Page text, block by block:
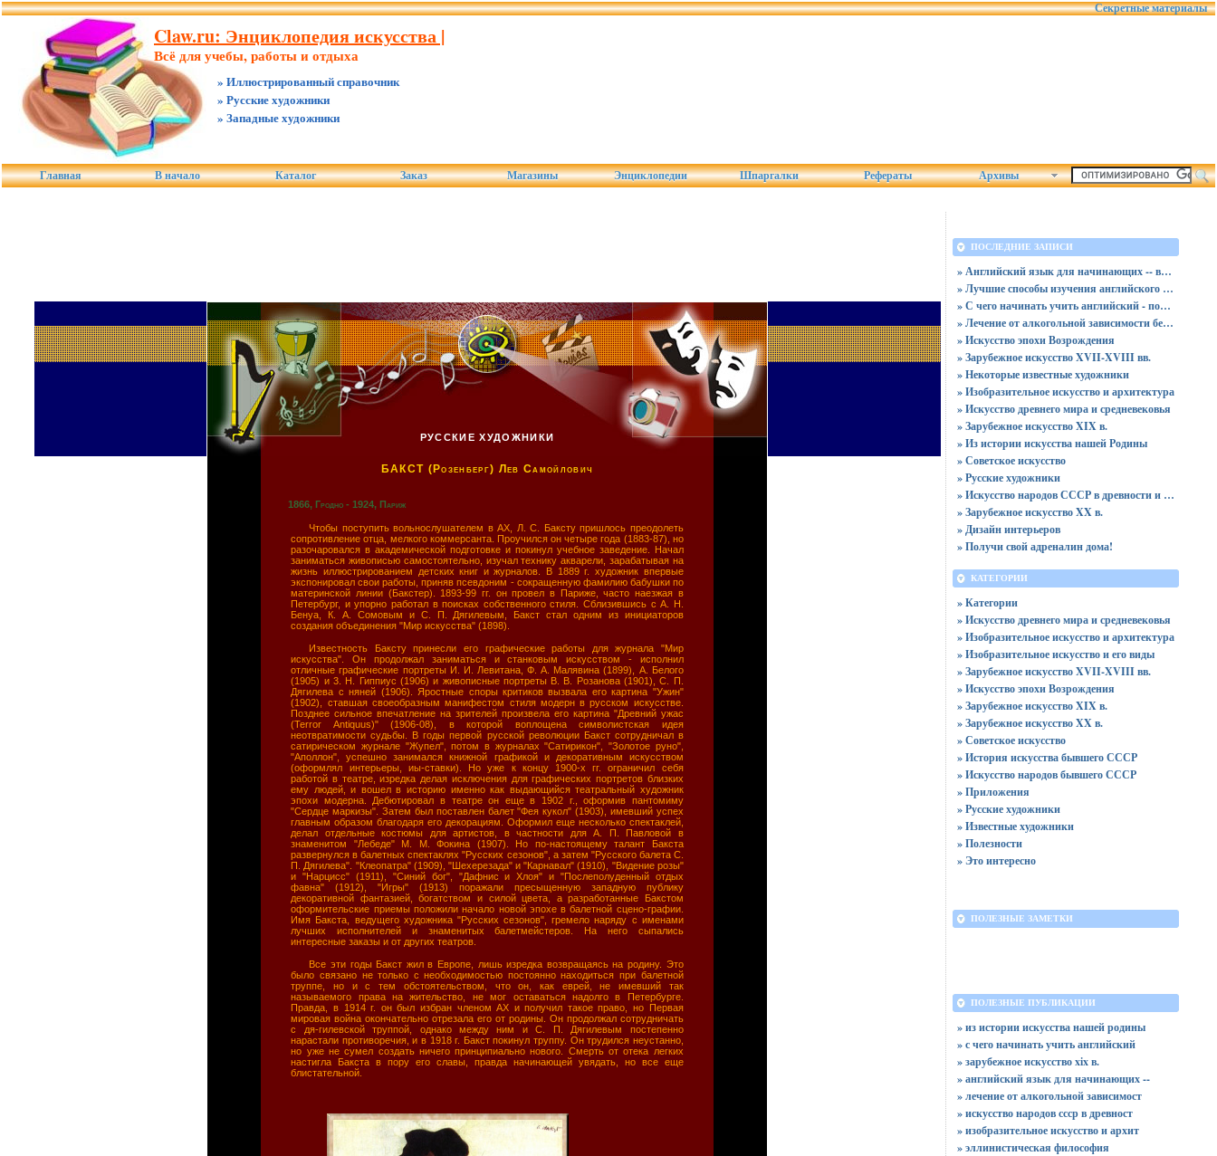
Секретные материалы
Claw.ru: Энциклопедия искусства |
Всё для учебы, работы и отдыха
» Иллюстрированный справочник
» Русские художники
» Западные художники
Главная В начало Каталог Заказ Магазины Энциклопедии Шпаргалки Рефераты Архивы
РУССКИЕ ХУДОЖНИКИ
БАКСТ (Розенберг) Лев Самойлович
1866, Гродно - 1924, Париж
Чтобы поступить вольнослушателем в АХ, Л. С. Баксту пришлось преодолеть
сопротивление отца, мелкого коммерсанта. Проучился он четыре года (1883-87), но
разочаровался в академической подготовке и покинул учебное заведение. Начал
заниматься живописью самостоятельно, изучал технику акварели, зарабатывая на
жизнь иллюстрированием детских книг и журналов. В 1889 г. художник впервые
экспонировал свои работы, приняв псевдоним - сокращенную фамилию бабушки по
материнской линии (Бакстер). 1893-99 гг. он провел в Париже, часто наезжая в
Петербург, и упорно работал в поисках собственного стиля. Сблизившись с А. Н.
Бенуа, К. А. Сомовым и С. П. Дягилевым, Бакст стал одним из инициаторов
создания объединения "Мир искусства" (1898).
Известность Баксту принесли его графические работы для журнала "Мир
искусства". Он продолжал заниматься и станковым искусством - исполнил
отличные графические портреты И. И. Левитана, Ф. А. Малявина (1899), А. Белого
(1905) и 3. Н. Гиппиус (1906) и живописные портреты В. В. Розанова (1901), С. П.
Дягилева с няней (1906). Яростные споры критиков вызвала его картина "Ужин"
(1902), ставшая своеобразным манифестом стиля модерн в русском искусстве.
Позднее сильное впечатление на зрителей произвела его картина "Древний ужас
(Terror Antiquus)" (1906-08), в которой воплощена символистская идея
неотвратимости судьбы. В годы первой русской революции Бакст сотрудничал в
сатирическом журнале "Жупел", потом в журналах "Сатирикон", "Золотое руно",
"Аполлон", успешно занимался книжной графикой и декоративным искусством
(оформлял интерьеры, иы-ставки). Но уже к концу 1900-х гг. ограничил себя
работой в театре, изредка делая исключения для графических портретов близких
ему людей, и вошел в историю именно как выдающийся театральный художник
эпохи модерна. Дебютировал в театре он еще в 1902 г., оформив пантомиму
"Сердце маркизы". Затем был поставлен балет "Фея кукол" (1903), имевший успех
главным образом благодаря его декорациям. Оформил еще несколько спектаклей,
делал отдельные костюмы для артистов, в частности для А. П. Павловой в
знаменитом "Лебеде" М. М. Фокина (1907). Но по-настоящему талант Бакста
развернулся в балетных спектаклях "Русских сезонов", а затем "Русского балета С.
П. Дягилева". "Клеопатра" (1909), "Шехерезада" и "Карнавал" (1910), "Видение розы"
и "Нарцисс" (1911), "Синий бог", "Дафнис и Хлоя" и "Послеполуденный отдых
фавна" (1912), "Игры" (1913) поражали пресыщенную западную публику
декоративной фантазией, богатством и силой цвета, а разработанные Бакстом
оформительские приемы положили начало новой эпохе в балетной сцено-графии.
Имя Бакста, ведущего художника "Русских сезонов", гремело наряду с именами
лучших исполнителей и знаменитых балетмейстеров. На него сыпались
интересные заказы и от других театров.
Все эти годы Бакст жил в Европе, лишь изредка возвращаясь на родину. Это
было связано не только с необходимостью постоянно находиться при балетной
труппе, но и с тем обстоятельством, что он, как еврей, не имевший так
называемого права на жительство, не мог оставаться надолго в Петербурге.
Правда, в 1914 г. он был избран членом АХ и получил такое право, но Первая
мировая война окончательно отрезала его от родины. Он продолжал сотрудничать
с дя-гилевской труппой, однако между ним и С. П. Дягилевым постепенно
нарастали противоречия, и в 1918 г. Бакст покинул труппу. Он трудился неустанно,
но уже не сумел создать ничего принципиально нового. Смерть от отека легких
настигла Бакста в пору его славы, правда начинающей увядать, но все еще
блистательной.
ПОСЛЕДНИЕ ЗАПИСИ
» Английский язык для начинающих -- видео занятия
» Лучшие способы изучения английского дома
» С чего начинать учить английский - пошаговая инструкция
» Лечение от алкогольной зависимости без ведома больного
» Искусство эпохи Возрождения
» Зарубежное искусство XVII-XVIII вв.
» Некоторые известные художники
» Изобразительное искусство и архитектура
» Искусство древнего мира и средневековья
» Зарубежное искусство XIX в.
» Из истории искусства нашей Родины
» Советское искусство
» Русские художники
» Искусство народов СССР в древности и в средневековье
» Зарубежное искусство XX в.
» Дизайн интерьеров
» Получи свой адреналин дома!
КАТЕГОРИИ
» Категории
» Искусство древнего мира и средневековья
» Изобразительное искусство и архитектура
» Изобразительное искусство и его виды
» Зарубежное искусство XVII-XVIII вв.
» Искусство эпохи Возрождения
» Зарубежное искусство XIX в.
» Зарубежное искусство XX в.
» Советское искусство
» История искусства бывшего СССР
» Искусство народов бывшего СССР
» Приложения
» Русские художники
» Известные художники
» Полезности
» Это интересно
ПОЛЕЗНЫЕ ЗАМЕТКИ
ПОЛЕЗНЫЕ ПУБЛИКАЦИИ
» из истории искусства нашей родины
» с чего начинать учить английский
» зарубежное искусство xix в.
» английский язык для начинающих --
» лечение от алкогольной зависимост
» искусство народов ссср в древност
» изобразительное искусство и архит
» эллинистическая философия